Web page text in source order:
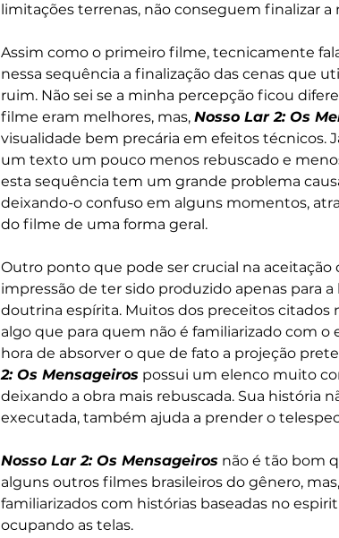
limitações terrenas, não conseguem finalizar a
Assim como o primeiro filme, tecnicamente
nessa sequência a finalização das cenas que
ruim. Não sei se a minha percepção ficou
filme eram melhores, mas, Nosso Lar 2: Os
visualidade bem precária em efeitos técnicos.
um texto um pouco menos rebuscado e
esta sequência tem um grande problema
deixando-o confuso em alguns momentos,
do filme de uma forma geral.
Outro ponto que pode ser crucial na
impressão de ter sido produzido apenas para
doutrina espírita. Muitos dos preceitos citados
algo que para quem não é familiarizado com
hora de absorver o que de fato a projeção
2: Os Mensageiros possui um elenco muito
deixando a obra mais rebuscada. Sua história
executada, também ajuda a prender o
Nosso Lar 2: Os Mensageiros não é tão bom
alguns outros filmes brasileiros do gênero,
familiarizados com histórias baseadas no
ocupando as telas.